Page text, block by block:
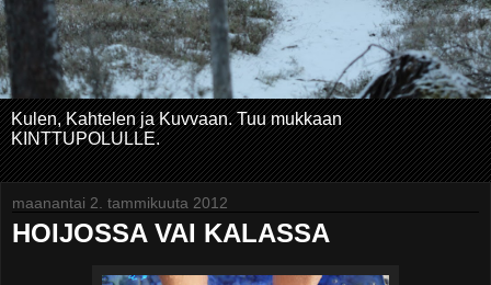
Kulen, Kahtelen ja Kuvvaan. Tuu mukkaan
KINTTUPOLULLE.
maanantai 2. tammikuuta 2012
HOIJOSSA VAI KALASSA